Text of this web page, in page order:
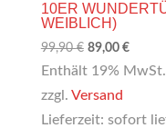
10ER
WEIBLICH)
99,90€ Ursprünglicher
Preis
89,00 €
Preis
Enthält 19%
zzgl. Versand
Lieferzeit: sofort